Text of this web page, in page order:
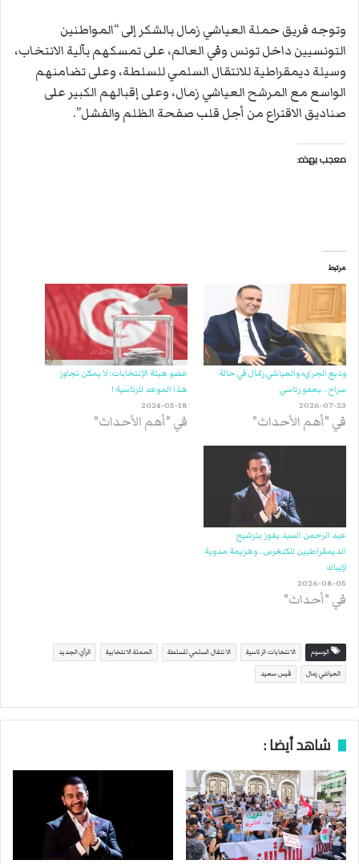
وتوجه فريق حملة العياشي زمال بالشكر إلى “المواطنين
التونسيين داخل تونس وفي العالم، على تمسكهم بآلية الانتخاب،
وسيلة ديمقراطية للانتقال السلمي للسلطة، وعلى تضامنهم
الواسع مع المرشح العياشي زمال، وعلى إقبالهم الكبير على
صناديق الاقتراع من أجل قلب صفحة الظلم والفشل”.
معجب بهذه:
مرتبط
وديع الجريء والعياشي زمّال في حالة
سراح.. بعفو رئاسي
2026-07-23
في "أهم الأحداث"
عضو هيئة الإنتخابات: لا يمكن تجاوز
هذا الموعد للرئاسية !
2024-05-18
في "أهم الأحداث"
عبد الرحمن السيد يفوز بترشيح
الديمقراطيين للكنغرس.. وهزيمة مدوية
لإيباك
2026-08-05
في "أحداث"
الوسوم الانتخابات الرئاسية الانتقال السلمي للسلطة الحملة الانتخابية الرأي الجديد
العياشي زمال قيس سعيد
شاهد أيضا :